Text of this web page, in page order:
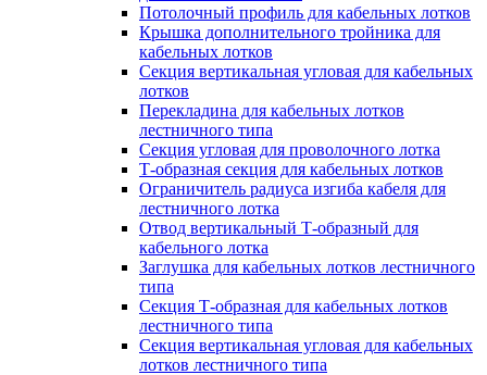
Потолочный профиль для кабельных лотков
Крышка дополнительного тройника для
кабельных лотков
Секция вертикальная угловая для кабельных
лотков
Перекладина для кабельных лотков
лестничного типа
Секция угловая для проволочного лотка
Т-образная секция для кабельных лотков
Ограничитель радиуса изгиба кабеля для
лестничного лотка
Отвод вертикальный Т-образный для
кабельного лотка
Заглушка для кабельных лотков лестничного
типа
Секция Т-образная для кабельных лотков
лестничного типа
Секция вертикальная угловая для кабельных
лотков лестничного типа